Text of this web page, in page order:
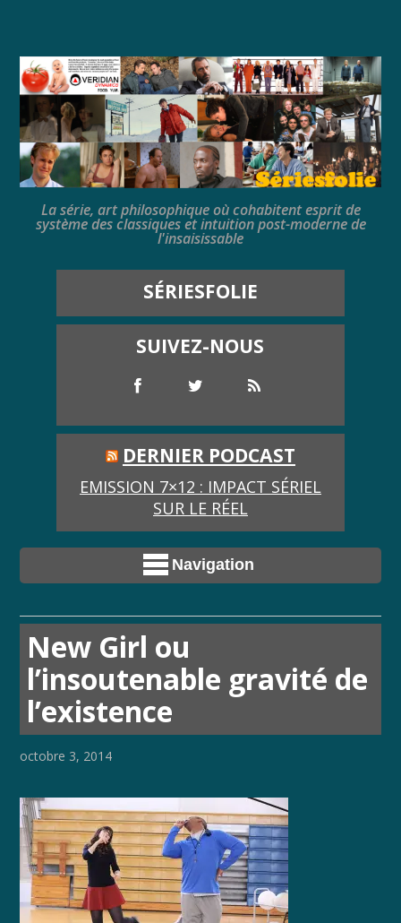
La série, art philosophique où cohabitent esprit de
système des classiques et intuition post-moderne de
l'insaisissable
SÉRIESFOLIE
SUIVEZ-NOUS
DERNIER PODCAST
EMISSION 7×12 : IMPACT SÉRIEL
SUR LE RÉEL
Navigation
New Girl ou
l’insoutenable gravité de
l’existence
octobre 3, 2014